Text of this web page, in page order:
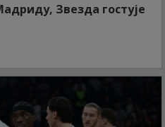
Звезда гостује